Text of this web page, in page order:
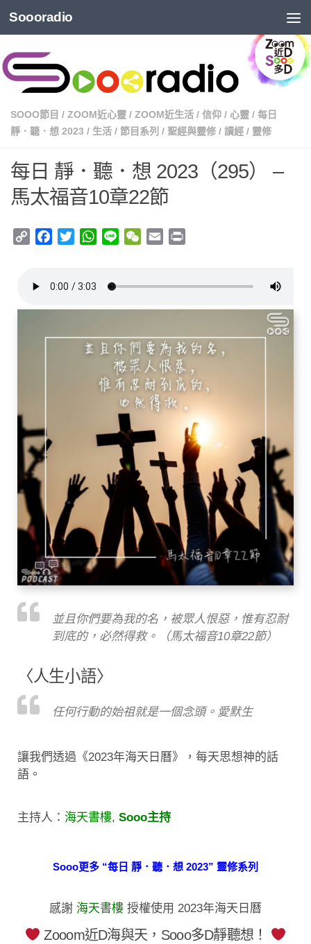
Soooradio
SOOO節目 / ZOOM近心靈 / ZOOM近生活 / 信仰 / 心靈 / 每日
靜．聽．想 2023 / 生活 / 節目系列 / 聖經與靈修 / 讀經 / 靈修
每日 靜．聽．想 2023（295） –
馬太福音10章22節
Copy
Facebook
TwitterWhatsApp
Line WeChat
Email
並且你們要為我的名，被眾人恨惡，惟有忍耐
到底的，必然得救。（馬太福音10章22節）
〈人生小語〉
任何行動的始祖就是一個念頭。愛默生
讓我們透過《2023年海天日曆》，每天思想神的話
語。
主持人： 海天書樓, Sooo主持
Sooo更多 “每日 靜．聽．想 2023” 靈修系列
感謝 海天書樓 授權使用 2023年海天日曆
Zooom近D海與天，Sooo多D靜聽想！